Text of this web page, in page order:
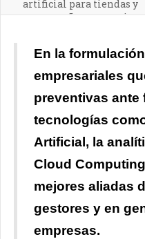
artificial para tiendas y
pequeños comercios
En la
empresariales
preventivas ante
tecnologías
Artificial, la
Cloud
mejores aliadas
gestores y en
empresas.